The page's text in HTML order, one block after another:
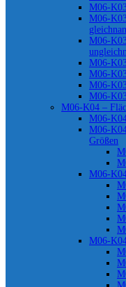
M06-
M06-
M06-
M06-
M06-
M06-
M06-
M06-K04 –
M06-
M06-
Größen
M06-
M06-